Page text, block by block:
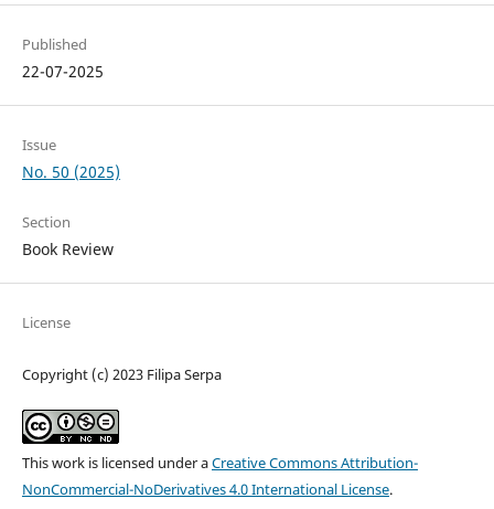
Published
22-07-2025
Issue
No. 50 (2025)
Section
Book Review
License
Copyright (c) 2023 Filipa Serpa
This work is licensed under aCreative Commons Attribution-
NonCommercial-NoDerivatives 4.0 International License.